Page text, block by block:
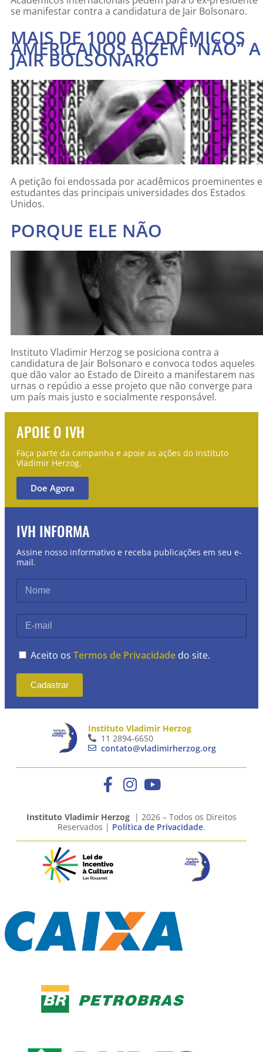
se manifestar contra a candidatura de Jair Bolsonaro.
MAIS DE 1000 ACADÊMICOS
AMERICANOS DIZEM “NÃO” A
JAIR BOLSONARO
A petição foi endossada por acadêmicos proeminentes e
estudantes das principais universidades dos Estados
Unidos.
PORQUE ELE NÃO
Instituto Vladimir Herzog se posiciona contra a
candidatura de Jair Bolsonaro e convoca todos aqueles
que dão valor ao Estado de Direito a manifestarem nas
urnas o repúdio a esse projeto que não converge para
um país mais justo e socialmente responsável.
APOIE O IVH
Faça parte da campanha e apoie as ações do Instituto
Vladimir Herzog.
Doe Agora
IVH INFORMA
Assine nosso informativo e receba publicações em seu e-
mail.
Aceito os Termos de Privacidade do site.
Cadastrar
Instituto Vladimir Herzog
11 2894-6650
contato@vladimirherzog.org
Instituto Vladimir Herzog | 2026 – Todos os Direitos
Reservados | Política de Privacidade.